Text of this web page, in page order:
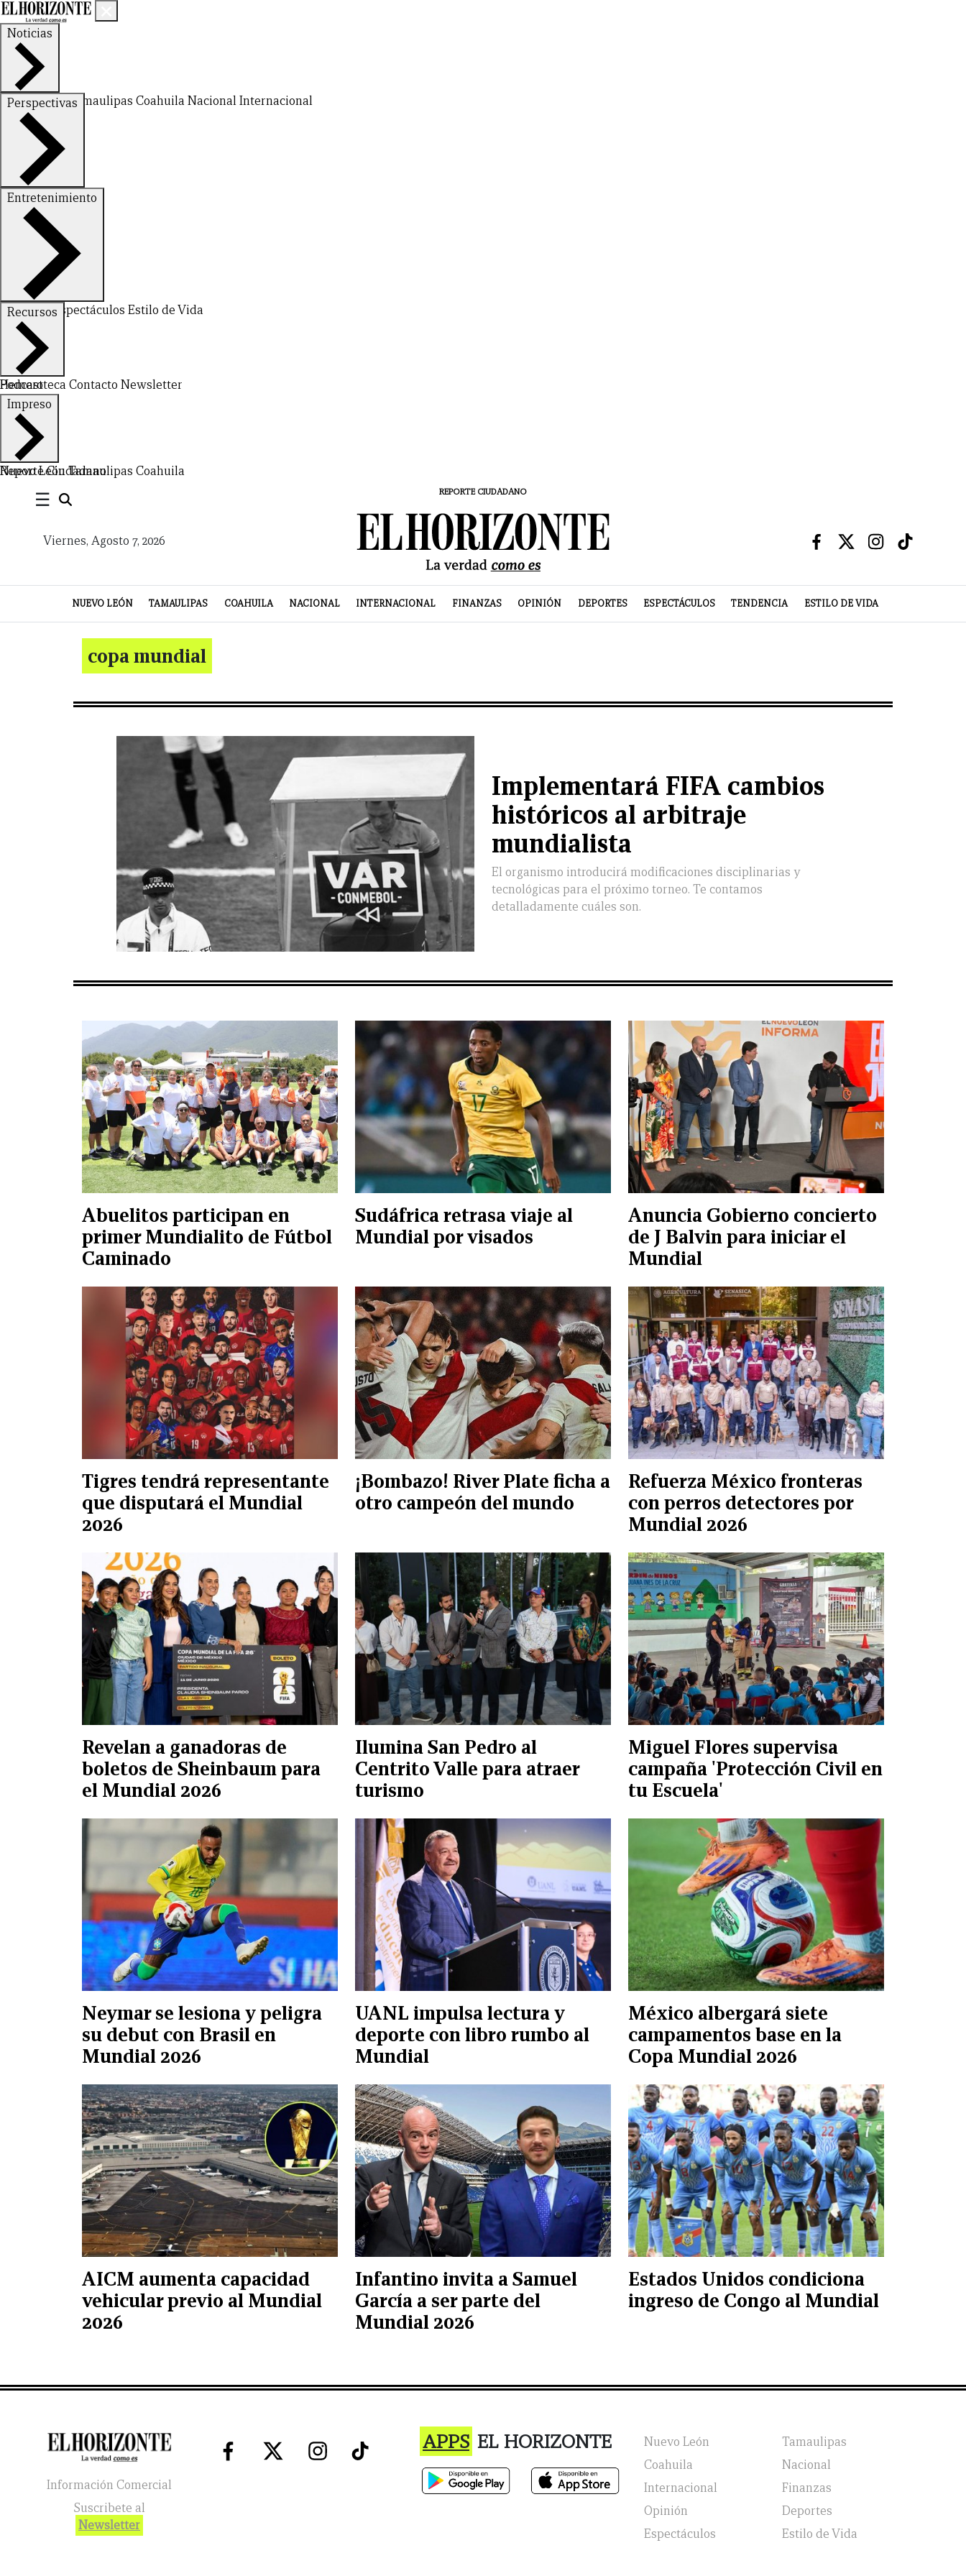
Noticias
Nuevo LeónTamaulipas Coahuila NacionalInternacional
Perspectivas
FinanzasOpinión
Entretenimiento
DeportesEspectáculos Estilo de Vida
Recursos
Hemeroteca Contacto Newsletter
Podcast
Impreso
Nuevo LeónTamaulipas Coahuila
Reporte Ciudadano
☰ REPORTE CIUDADANO
Viernes, Agosto 7, 2026
NUEVO LEÓN TAMAULIPAS COAHUILA NACIONAL INTERNACIONAL FINANZAS OPINIÓN DEPORTES ESPECTÁCULOS TENDENCIA ESTILO DE VIDA
CERRAR
X
NUEVO
LEÓN
TAMAULIPAS
COAHUILA
NACIONAL
INTERNACIONAL
FINANZAS
OPINIÓN
DEPORTES
ESPECTÁCULOS
TENDENCIA
ESTILO
DE
VIDA
PODCAST
CONTACTO
NEWSLETTER
HEMEROTECA
SUPLEMENTOS
copa mundial
Implementará FIFA cambios
históricos al arbitraje
mundialista
El organismo introducirá modificaciones disciplinarias y
tecnológicas para el próximo torneo. Te contamos
detalladamente cuáles son.
Abuelitos participan en
primer Mundialito de Fútbol
Caminado
Sudáfrica retrasa viaje al
Mundial por visados
Anuncia Gobierno concierto
de J Balvin para iniciar el
Mundial
Tigres tendrá representante
que disputará el Mundial
2026
¡Bombazo! River Plate ficha a
otro campeón del mundo
Refuerza México fronteras
con perros detectores por
Mundial 2026
Revelan a ganadoras de
boletos de Sheinbaum para
el Mundial 2026
Ilumina San Pedro al
Centrito Valle para atraer
turismo
Miguel Flores supervisa
campaña 'Protección Civil en
tu Escuela'
Neymar se lesiona y peligra
su debut con Brasil en
Mundial 2026
UANL impulsa lectura y
deporte con libro rumbo al
Mundial
México albergará siete
campamentos base en la
Copa Mundial 2026
AICM aumenta capacidad
vehicular previo al Mundial
2026
Infantino invita a Samuel
García a ser parte del
Mundial 2026
Estados Unidos condiciona
ingreso de Congo al Mundial
Información Comercial
Suscribete al
Newsletter
APPS EL HORIZONTE Nuevo León
Tamaulipas
Coahuila
Nacional
Internacional
Finanzas
Opinión
Deportes
Espectáculos
Estilo de Vida